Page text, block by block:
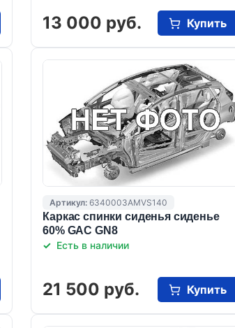
13 000 руб. Купить
Артикул:6340003AMVS140
Каркас спинки сиденья сиденье
60% GAC GN8
Есть в наличии
21 500 руб. Купить